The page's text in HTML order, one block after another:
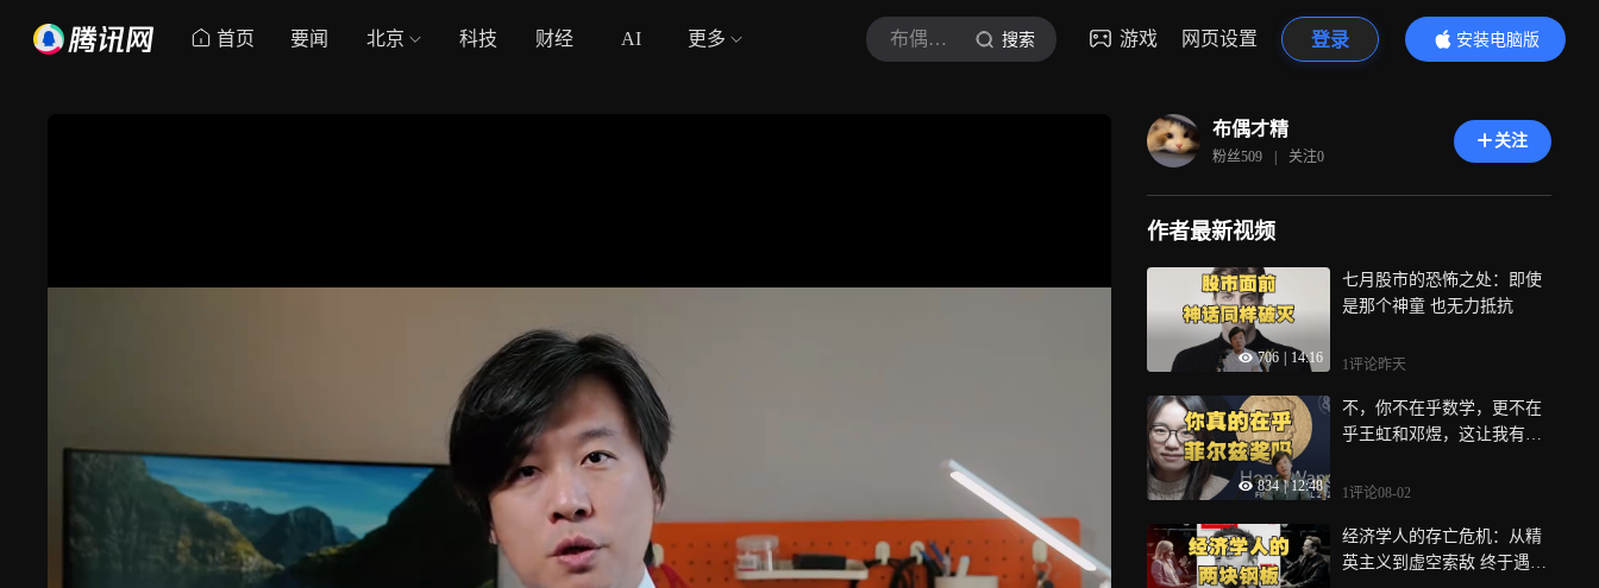
首页 要闻 北京 科技 财经 AI 更多 布偶才精 搜索 游戏 网页设置 登录
安装电脑版
内容更精彩
布偶才精
粉丝509 | 关注0
关注
作者最新视频
706 14:16
七月股市的恐怖之处：即使
是那个神童 也无力抵抗
1评论昨天
834 | 12:48
不，你不在乎数学，更不在
乎王虹和邓煜，这让我有点
1评论08-02
经济学人的存亡危机：从精
英主义到虚空索敌 终于遇见